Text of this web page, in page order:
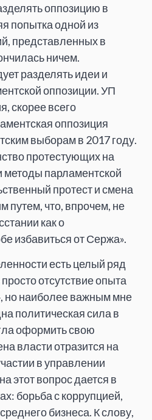
оппозицию в
попытка одной из
представленных в
ничем.
разделять идеи и
оппозиции. УП
скорее всего
оппозиция
выборам в 2017 году.
протестующих на
методы парламентской
протест и смена
путем, что, впрочем, не
как о
избавиться от Сержа».
есть целый ряд
отсутствие опыта
но наиболее важным мне
политическая сила в
оформить свою
власти отразится на
в управлении
этот вопрос дается в
борьба с коррупцией,
бизнеса. К слову,